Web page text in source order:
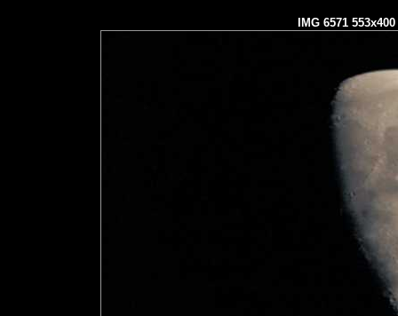
IMG 6571 553x400